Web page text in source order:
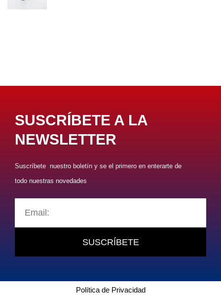
SUSCRÍBETE A LA
NEWSLETTER
Suscríbete nuestro boletín y se el primero en enterarte de
todo nuestras novedades
SUSCRÍBETE
Política de Privacidad